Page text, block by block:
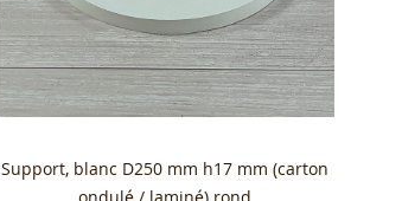
Support, blanc D250 mm h17 mm (carton